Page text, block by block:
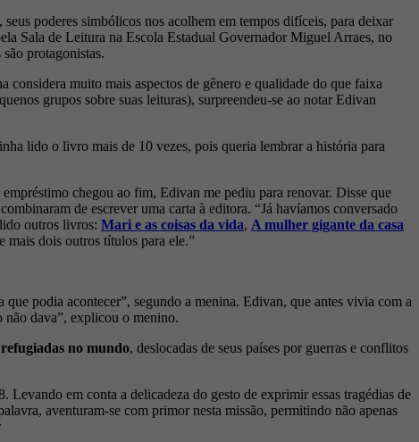
poderes simbólicos nos acolhem em tempos difíceis, para deixar
Sala de Leitura na Escola Estadual Governador Miguel Arraes, no
protagonistas.
considera muito mais aspectos de gênero e qualidade do que faixa
grupos sobre suas leituras), surpreendeu-se ao notar Edivan
lido o livro mais de 10 vezes, pois queria lembrar a história para
chegou ao fim, Edivan me pediu para renovar. Disse que
de escrever uma carta à editora. “Já havíamos conversado
outros livros: Mari e as coisas da vida, A mulher gigante da casa
mais dois outros títulos para ele.”
podia acontecer”, segundo a menina. Edivan, que antes vivia com a
não dava”, explicou o menino.
no mundo, deslocadas de seus países por guerras e conflitos
Levando em conta a delicadeza do gesto de exprimir essas tragédias de
aventuram-se com primor nesta missão, permitindo não apenas